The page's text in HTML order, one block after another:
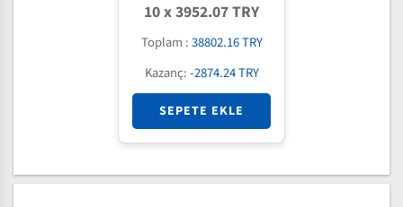
10 x 3952.07 TRY
Toplam :38802.16 TRY
Kazanç:-2874.24 TRY
SEPETE EKLE